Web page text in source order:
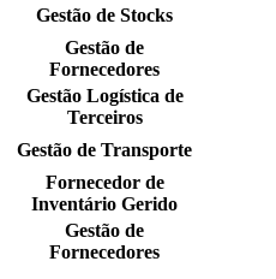
Gestão de Stocks
Gestão de
Fornecedores
Gestão Logística de
Terceiros
Gestão de Transporte
Fornecedor de
Inventário Gerido
Gestão de
Fornecedores